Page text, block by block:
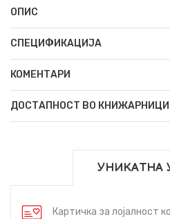
ОПИС
СПЕЦИФИКАЦИЈА
КОМЕНТАРИ
ДОСТАПНОСТ ВО
УНИКАТНА
Картичка за лојалност